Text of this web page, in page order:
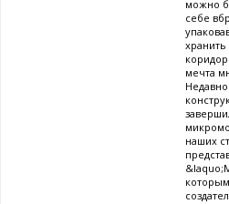
можно
себе
хранить
мечта
наших